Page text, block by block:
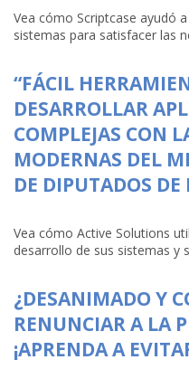
Vea cómo Scriptcase ayudó
sistemas para satisfacer las
“FÁCIL
DESARROLLAR
COMPLEJAS CON
MODERNAS DEL
DE DIPUTADOS
Vea cómo Active Solutions
desarrollo de sus sistemas y
¿DESANIMADO Y
RENUNCIAR A LA
¡APRENDA A